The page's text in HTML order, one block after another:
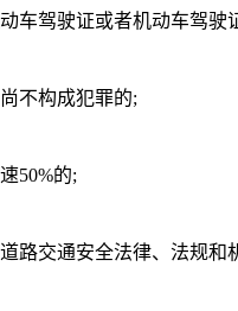
车驾驶证或者机动车驾驶
不构成犯罪的;
50%的;
路交通安全法律、法规